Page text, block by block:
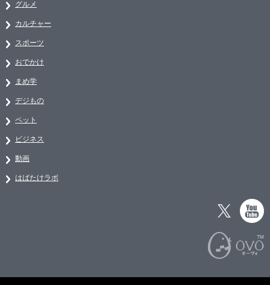
グルメ
カルチャー
スポーツ
おでかけ
まめ学
デジもの
ペット
ビジネス
動画
はばたけラボ